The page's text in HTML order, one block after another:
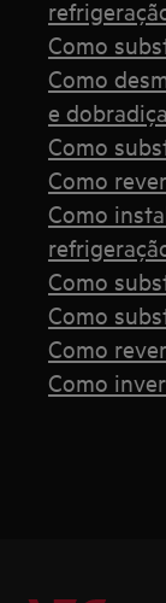
Como
Como
e
Como
Como
Como
Como
Como
Como
Como